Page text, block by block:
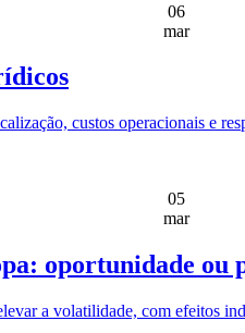
06
mar
custos operacionais e
05
mar
oportunidade ou
a volatilidade, com efeitos